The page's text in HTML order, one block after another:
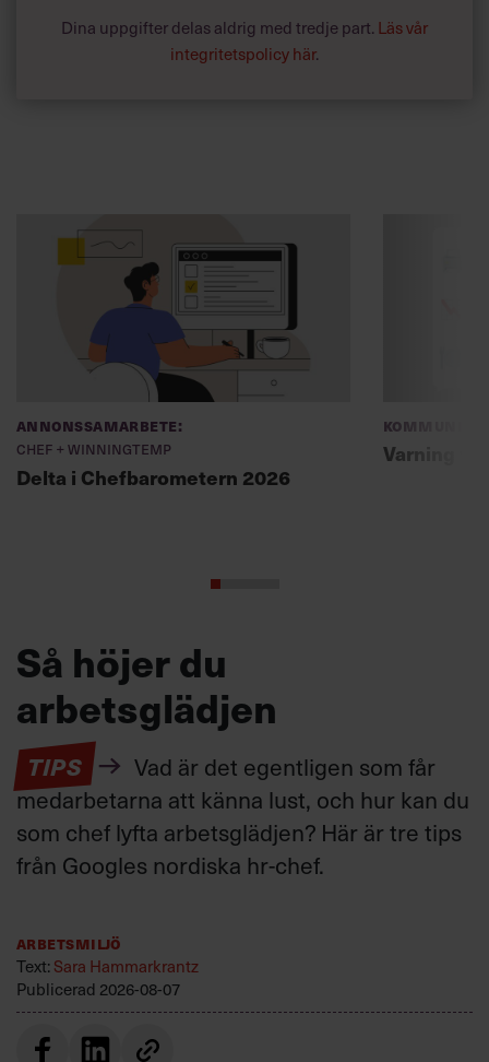
Dina uppgifter delas aldrig med tredje part. Läs vår
integritetspolicy här.
Annonssamarbete:
Chef + Winningtemp
Delta i Chefbarometern 2026
Varning
Så höjer du
arbetsglädjen
TIPS
Vad är det egentligen som får
medarbetarna att känna lust, och hur kan du
som chef lyfta arbetsglädjen? Här är tre tips
från Googles nordiska hr-chef.
Arbetsmiljö
Text:Sara Hammarkrantz
Publicerad 2026-08-07